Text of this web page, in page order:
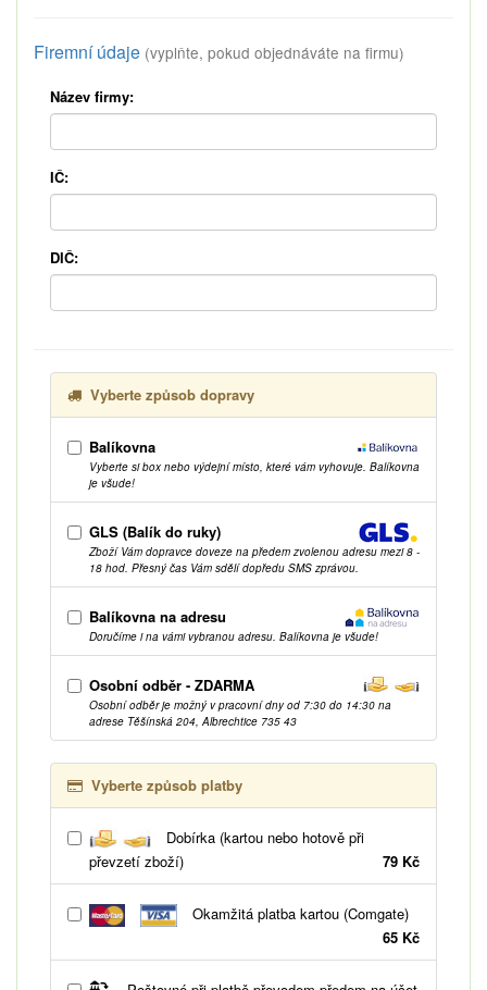
Firemní údaje (vyplňte, pokud objednáváte na firmu)
Název firmy:
IČ:
DIČ:
Vyberte způsob dopravy
Balíkovna
Vyberte si box nebo výdejní místo, které vám vyhovuje. Balíkovna
je všude!
GLS (Balík do ruky)
Zboží Vám dopravce doveze na předem zvolenou adresu mezi 8 -
18 hod. Přesný čas Vám sdělí dopředu SMS zprávou.
Balíkovna na adresu
Doručíme i na vámi vybranou adresu. Balíkovna je všude!
Osobní odběr - ZDARMA
Osobní odběr je možný v pracovní dny od 7:30 do 14:30 na
adrese Těšínská 204, Albrechtice 735 43
Vyberte způsob platby
Dobírka (kartou nebo hotově při
převzetí zboží)
79 Kč
Okamžitá platba kartou (Comgate)
65 Kč